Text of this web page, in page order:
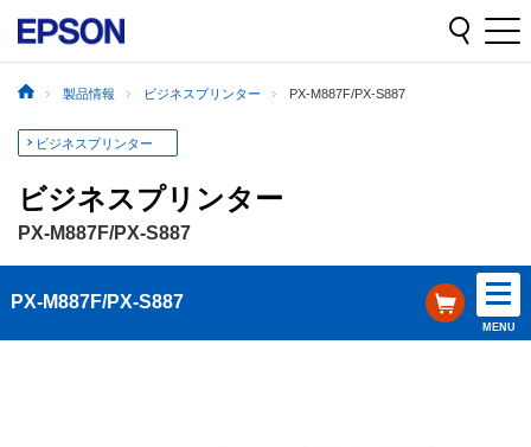
製品情報 ビジネスプリンター PX-M887F/PX-S887
ビジネスプリンター
ビジネスプリンター
PX-M887F/PX-S887
PX-M887F/PX-S887
MENU